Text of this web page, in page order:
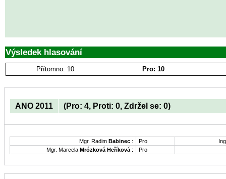
Výsledek hlasování
Přítomno: 10 Pro: 10
ANO 2011 (Pro: 4, Proti: 0, Zdržel se: 0)
Mgr. Radim Babinec : Pro
Mgr. Marcela Mrózková Heříková : Pro